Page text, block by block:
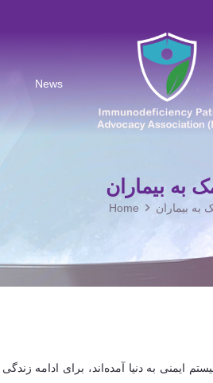
News
به بیماران
Home به بیماران
به دنیا آمده‌اند، برای ادامه